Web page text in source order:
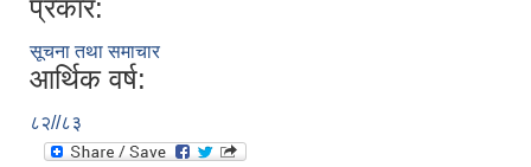
प्रकार:
सूचना तथा समाचार
आर्थिक वर्ष:
८२//८३